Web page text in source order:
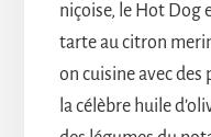
niçoise, le Hot Dog
tarte au citron
on cuisine avec
la célèbre huile